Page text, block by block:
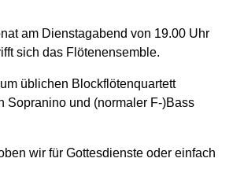
am Dienstagabend von 19.00 Uhr
sich das Flötenensemble.
üblichen Blockflötenquartett
Sopranino und (normaler F-)Bass
wir für Gottesdienste oder einfach